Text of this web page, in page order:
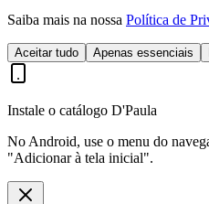
Saiba mais na nossa Política de
Aceitar tudo Apenas essenciais
Instale o catálogo D'Paula
No Android, use o menu do
"Adicionar à tela inicial".